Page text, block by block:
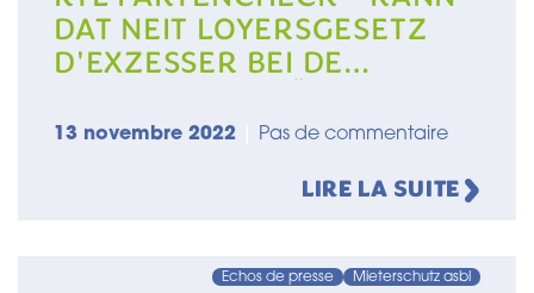
DAT NEIT LOYERSGESETZ
D'EXZESSER BEI DE
VERHËNNEREN?RTL
13 novembre 2022 Pas de commentaire
LIRE LA SUITE
Echos de presse Mieterschutz asbl